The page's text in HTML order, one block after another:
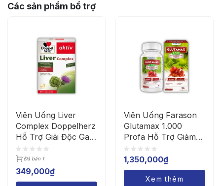
Các sản phẩm bổ trợ
Viên Uống Liver
Complex Doppelherz
Hỗ Trợ Giải Độc Gan
(Hộp 30 Viên)
Đã bán 1
349,000₫
Viên Uống Farason
Glutamax 1.000
Profa Hỗ Trợ Giảm
Lão Hóa Da, Trắng
Da, Giảm Nám
(Hộp/30 Viên)
1,350,000₫
Xem thêm